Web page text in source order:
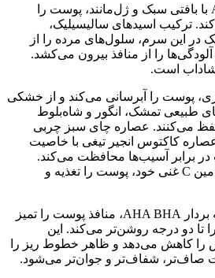
سرم لایه بردار AHA BHA با بافتی سبک و ژل‌مانند، پوست را
ترکیب اسیدهای سالیسیلیک،
در این سرم، سلول‌های مرده را از
را از منافذ بیرون می‌کشد.
شاداب است.
پوست را آبرسانی می‌کند و از خشکی
طبیعی تمشک، انگور و شاه‌بلوط
می‌کنند. عصاره چای سبز چربی
کاکتوس انجیر تیغی با خاصیت
در برابر آسیب‌ها محافظت می‌کند.
روغن دانه مارولا نیز با ویتامین C غنی خود، پوست را تغذیه و
استفاده منظم از سرم لایه بردار AHA BHA، منافذ پوست را تمیز
تا دو درجه روشن‌تر می‌کند. این
کاهش می‌دهد و ظاهر خطوط ریز را
صاف‌تر، شفاف‌تر و جوان‌تر می‌شود.